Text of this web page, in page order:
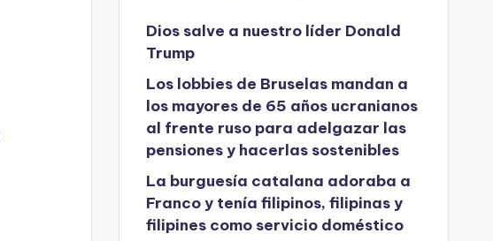
Dios salve a nuestro líder Donald
Trump
Los lobbies de Bruselas mandan a
los mayores de 65 años ucranianos
al frente ruso para adelgazar las
pensiones y hacerlas sostenibles
La burguesía catalana adoraba a
Franco y tenía filipinos, filipinas y
filipines como servicio doméstico